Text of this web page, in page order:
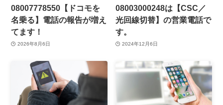
08007778550【ドコモを
名乗る】電話の報告が増え
てます！
2026年8月6日
08003000248は【CSC／
光回線切替】の営業電話で
す。
2024年12月6日